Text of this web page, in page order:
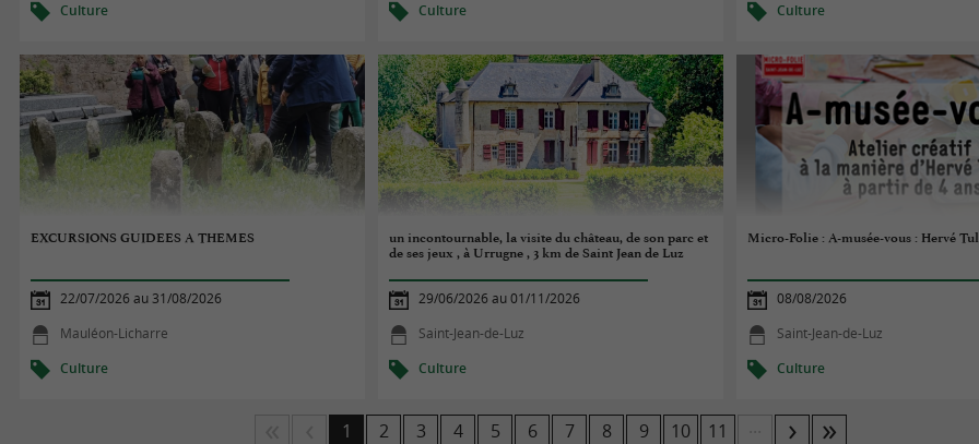
Culture Culture Culture
EXCURSIONS GUIDEES A THEMES
22/07/2026 au 31/08/2026
Mauléon-Licharre
Culture
un incontournable, la visite du château, de son parc et
de ses jeux , à Urrugne , 3 km de Saint Jean de Luz
29/06/2026 au 01/11/2026
Saint-Jean-de-Luz
Culture
Micro-Folie : A-musée-vous : Hervé
08/08/2026
Saint-Jean-de-Luz
Culture
1 2 3 4 5 6 7 8 9 10 11